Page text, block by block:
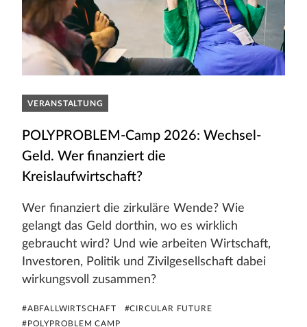
VERANSTALTUNG
POLYPROBLEM-Camp 2026: Wechsel-
Geld. Wer finanziert die
Kreislaufwirtschaft?
Wer finanziert die zirkuläre Wende? Wie
gelangt das Geld dorthin, wo es wirklich
gebraucht wird? Und wie arbeiten Wirtschaft,
Investoren, Politik und Zivilgesellschaft dabei
wirkungsvoll zusammen?
#ABFALLWIRTSCHAFT
#CIRCULAR FUTURE
#POLYPROBLEM CAMP